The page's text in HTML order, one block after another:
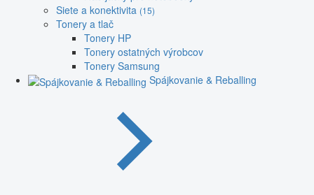
Siete a konektivita (15)
Tonery a tlač
Tonery HP
Tonery ostatných výrobcov
Tonery Samsung
Spájkovanie & Reballing